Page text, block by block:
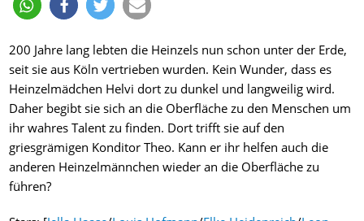
200 Jahre lang lebten die Heinzels nun schon unter der Erde,
seit sie aus Köln vertrieben wurden. Kein Wunder, dass es
Heinzelmädchen Helvi dort zu dunkel und langweilig wird.
Daher begibt sie sich an die Oberfläche zu den Menschen um
ihr wahres Talent zu finden. Dort trifft sie auf den
griesgrämigen Konditor Theo. Kann er ihr helfen auch die
anderen Heinzelmännchen wieder an die Oberfläche zu
führen?